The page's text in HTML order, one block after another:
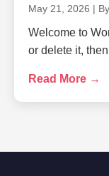
May 21, 2026 |
Welcome to
or delete it,
Read More →